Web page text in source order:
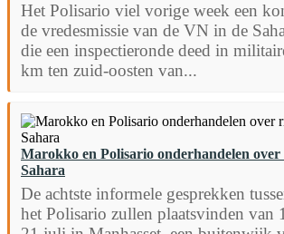
Het Polisario viel vorige week een
de vredesmissie van de VN in de
die een inspectieronde deed in
km ten zuid-oosten van...
Marokko en Polisario onderhandelen
Sahara
De achtste informele gesprekken
het Polisario zullen plaatsvinden van